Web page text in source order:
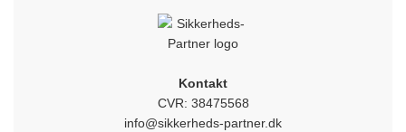
Kontakt
CVR: 38475568
info@sikkerheds-partner.dk